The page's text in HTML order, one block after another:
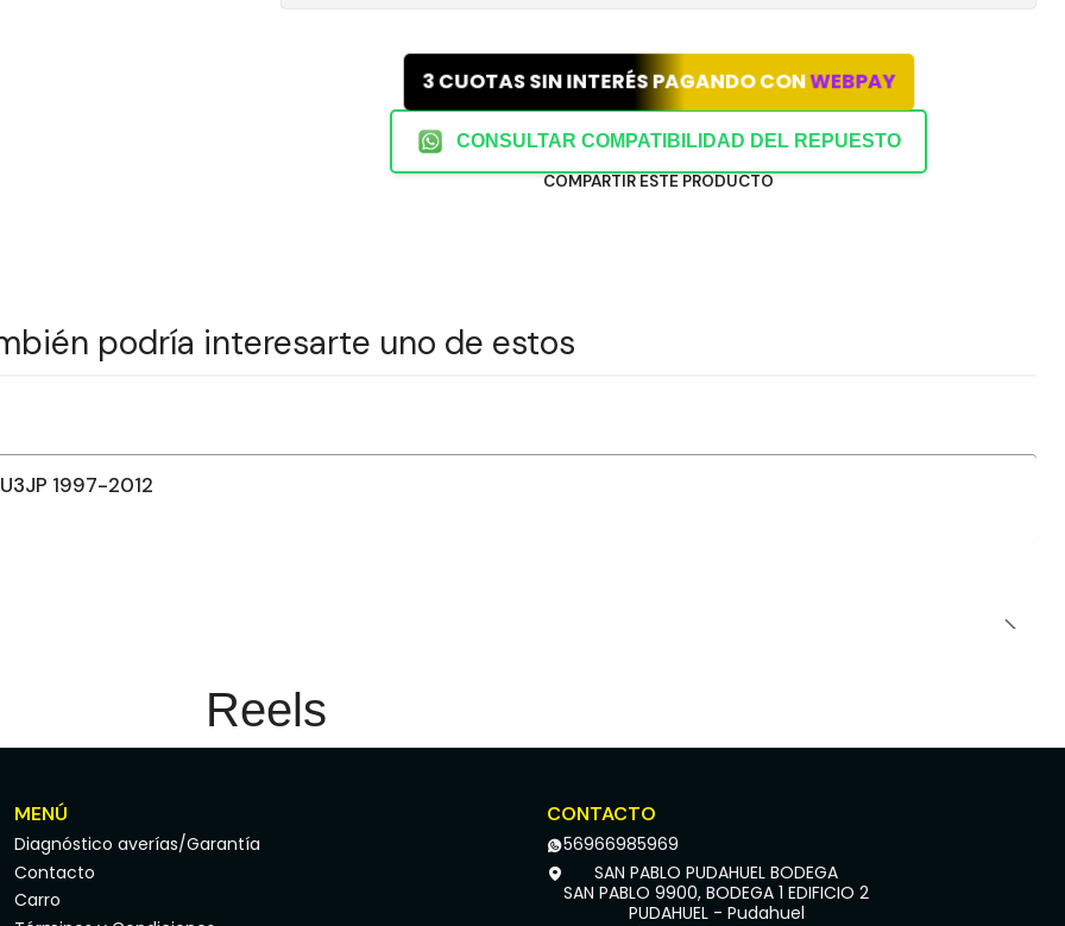
3 CUOTAS SIN INTERÉS PAGANDO CONWEBPAY
CONSULTAR COMPATIBILIDAD DEL REPUESTO
COMPARTIR ESTE PRODUCTO
podría interesarte uno de estos
1997-2012
Reels
MENÚ
Diagnóstico averías/Garantía
Contacto
Carro
CONTACTO
56966985969
SAN PABLO PUDAHUEL BODEGA
SAN PABLO 9900, BODEGA 1 EDIFICIO 2
PUDAHUEL - Pudahuel